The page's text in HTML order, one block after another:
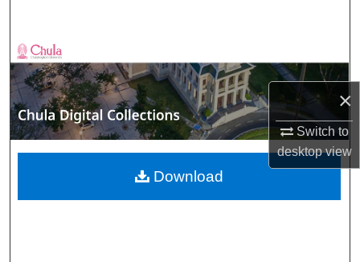
×
Switch to
desktopview
Browse Collections
My Account
About
Digital Commons Network™
Download